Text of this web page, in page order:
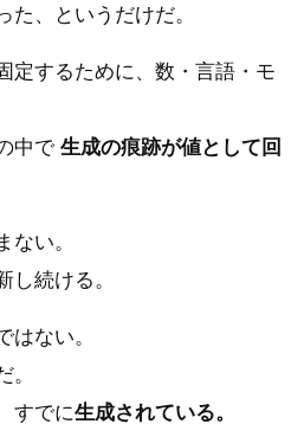
た、というだけだ。
定するために、数・言語・モ
中で 生成の痕跡が値として回
ない。
し続ける。
はない。
すでに生成されている。